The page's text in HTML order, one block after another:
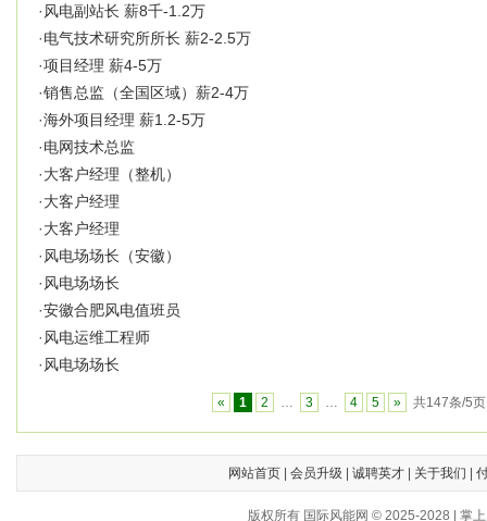
· 风电副站长 薪8千-1.2万
·电气技术研究所所长 薪2-2.5万
·项目经理 薪4-5万
·销售总监（全国区域）薪2-4万
·海外项目经理 薪1.2-5万
·电网技术总监
·大客户经理（整机）
·大客户经理
·大客户经理
· 风电场场长（安徽）
· 风电场场长
·安徽合肥风电值班员
· 风电运维工程师
· 风电场场长
« 1 2 … 3 … 4 5 » 共147条/5页
网站首页| 会员升级 诚聘英才| 关于我们
版权所有 国际风能网 © 2025-2028 | 掌